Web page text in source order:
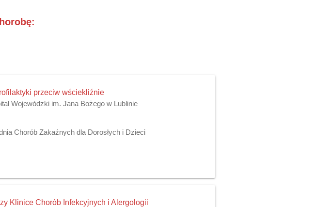
przeciw wściekliźnie
Wojewódzki im. Jana Bożego w Lublinie
Chorób Zakaźnych dla Dorosłych i Dzieci
Klinice Chorób Infekcyjnych i Alergologii